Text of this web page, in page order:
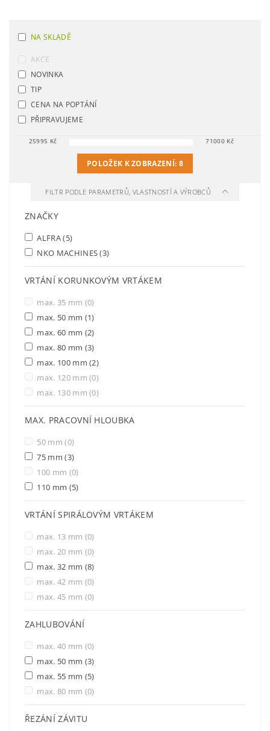
NA SKLADĚ
AKCE
NOVINKA
TIP
CENA NA POPTÁNÍ
PŘIPRAVUJEME
25995 Kč 71000Kč
POLOŽEK K ZOBRAZENÍ: 8
FILTR PODLE PARAMETRŮ, VLASTNOSTÍ A VÝROBCŮ
ZNAČKY
ALFRA(5)
NKO MACHINES(3)
VRTÁNÍ KORUNKOVÝM VRTÁKEM
max. 35 mm (0)
max. 50 mm (1)
max. 60 mm (2)
max. 80 mm (3)
max. 100 mm(2)
max. 120 mm(0)
max. 130 mm(0)
MAX. PRACOVNÍ HLOUBKA
50 mm(0)
75 mm(3)
100 mm (0)
110 mm (5)
VRTÁNÍ SPIRÁLOVÝM VRTÁKEM
max. 13 mm (0)
max. 20 mm (0)
max. 32 mm (8)
max. 42 mm (0)
max. 45 mm (0)
ZAHLUBOVÁNÍ
max. 40 mm (0)
max. 50 mm (3)
max. 55 mm (5)
max. 80 mm (0)
ŘEZÁNÍ ZÁVITU